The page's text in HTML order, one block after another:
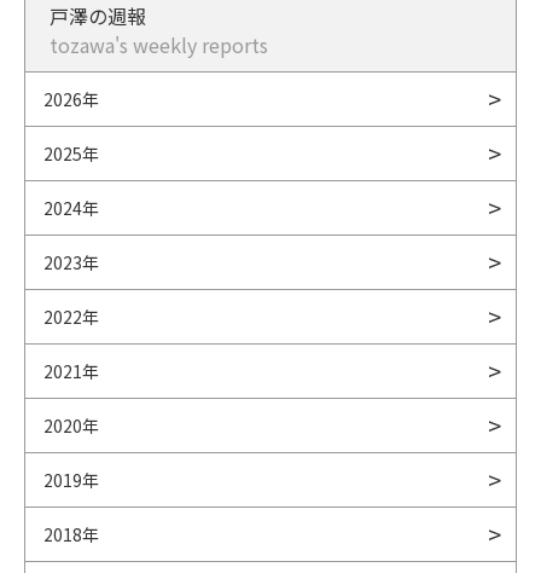
戸澤の週報
tozawa's weekly reports
2026年
2025年
2024年
2023年
2022年
2021年
2020年
2019年
2018年